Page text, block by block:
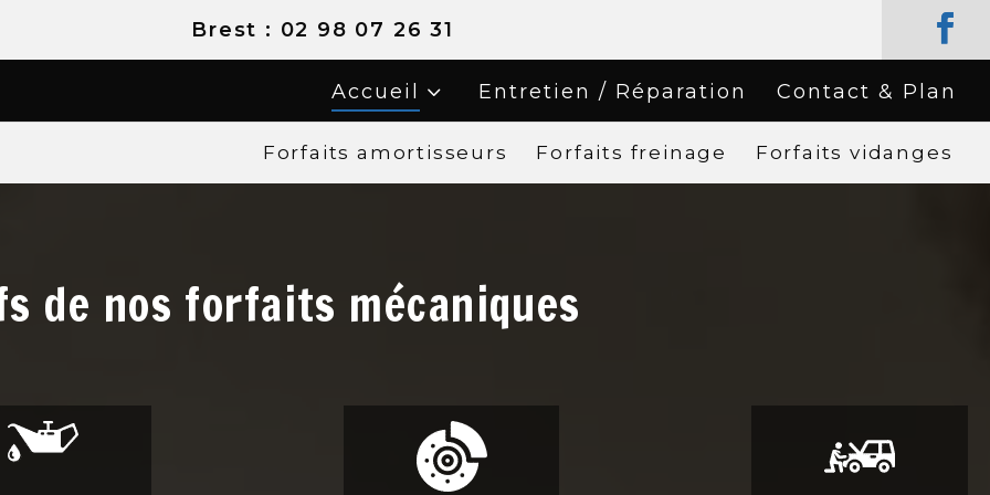
02 98 07 26 31
Accueil Entretien / Réparation Contact & Plan
Forfaits amortisseurs Forfaits freinage Forfaits vidanges
de nos forfaits mécaniques